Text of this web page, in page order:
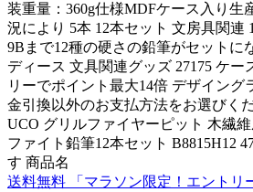
装重量：360g仕様MDFケース入り
況により 5本 12本セット 文房具関連
9Bまで12種の硬さの鉛筆がセットに
ディース 文具関連グッズ 27175 ケー
リーでポイント最大14倍 デザイング
金引換以外のお支払方法をお選びく
UCO グリルファイヤーピット 木繊
ファイト鉛筆12本セット B8815H12
す 商品名
送料無料 「マラソン限定！エントリ